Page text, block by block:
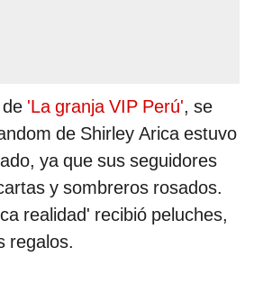
'La granja VIP Perú', se
de Shirley Arica estuvo
ya que sus seguidores
y sombreros rosados.
realidad' recibió peluches,
regalos.